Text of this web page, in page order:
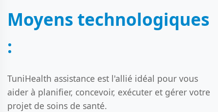
Moyens technologiques
:
TuniHealth assistance est l'allié idéal pour vous
aider à planifier, concevoir, exécuter et gérer votre
projet de soins de santé.